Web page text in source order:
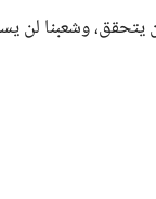
وشعبنا لن